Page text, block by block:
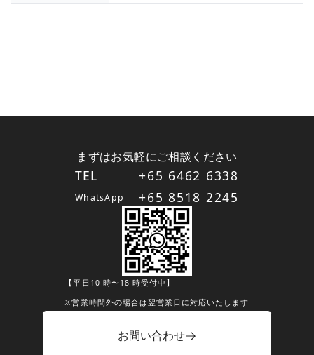
まずはお気軽にご相談ください
TEL
WhatsApp
+65 6462 6338
+65 8518 2245
【平日10 時〜18 時受付中】
※営業時間外の場合は翌営業日に対応いたします
お問い合わせ